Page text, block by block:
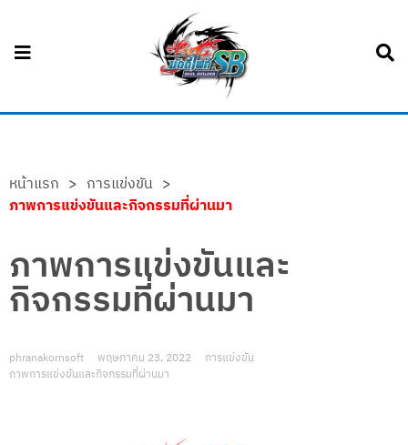
หน้าแรก > การแข่งขัน >
ภาพการแข่งขันและกิจกรรมที่ผ่านมา
ภาพการแข่งขันและ
กิจกรรมที่ผ่านมา
phranakornsoft พฤษภาคม 23, 2022
การแข่งขัน
ภาพการแข่งขันและกิจกรรมที่ผ่านมา